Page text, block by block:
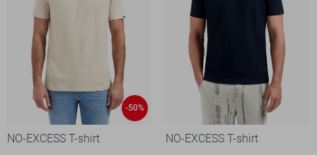
-50%
NO-EXCESS T-shirt NO-EXCESS T-shirt